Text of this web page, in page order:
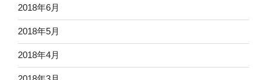
2018年6月
2018年5月
2018年4月